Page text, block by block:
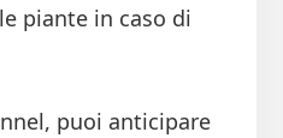
piante in caso di
puoi anticipare